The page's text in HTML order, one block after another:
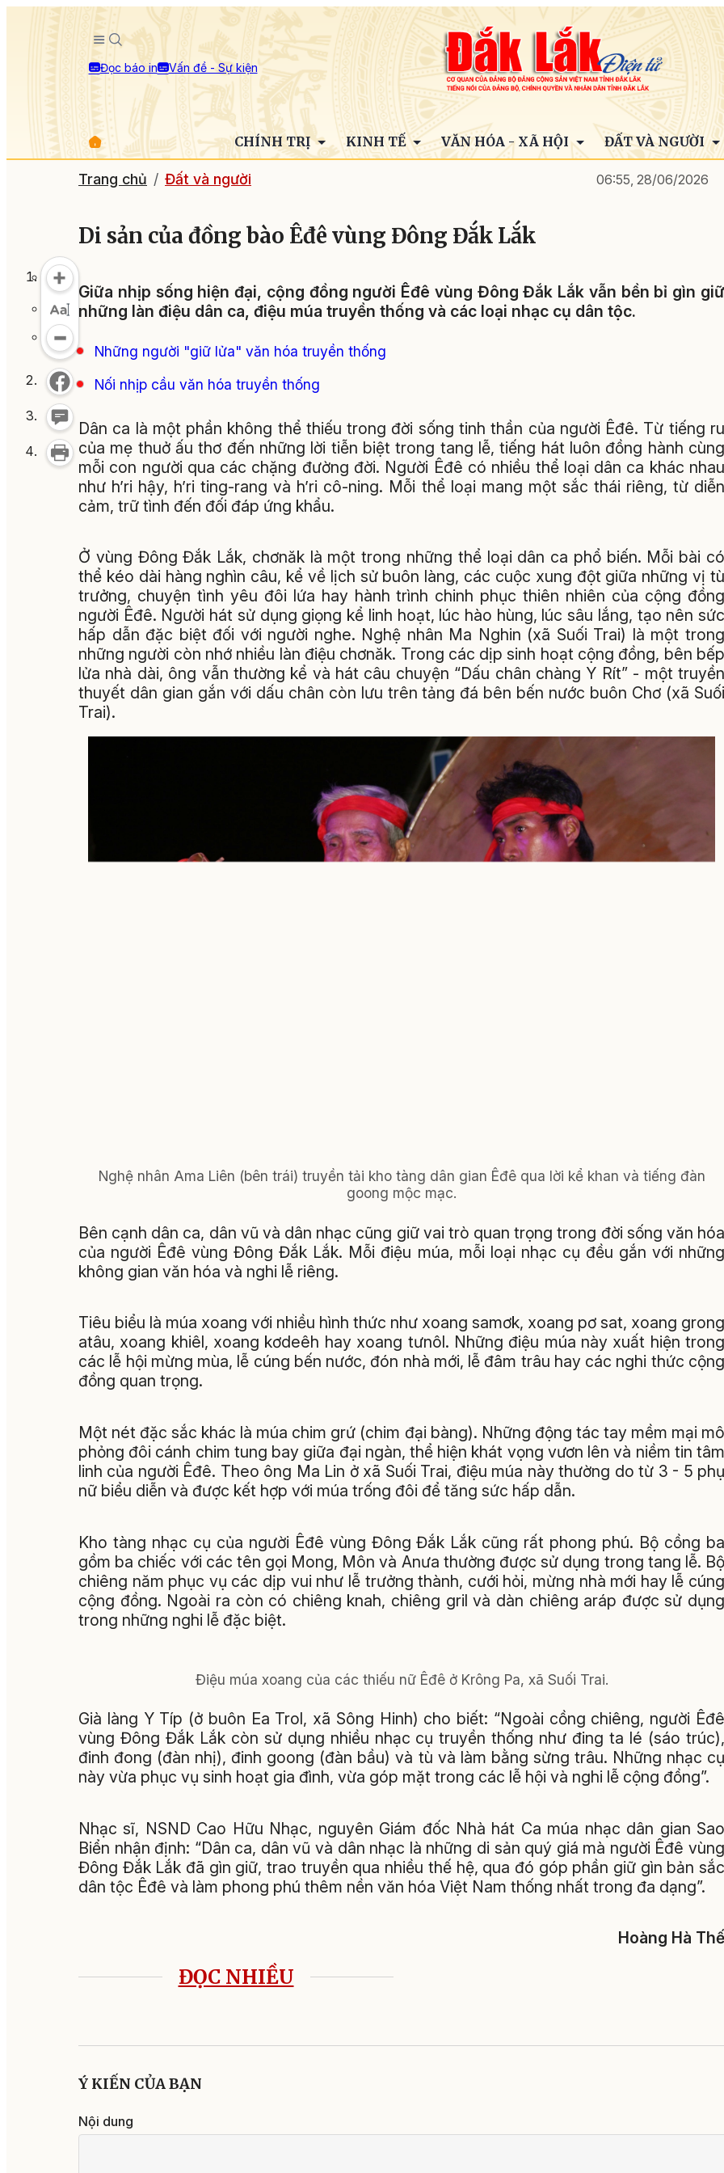
Đọc báo in Vấn đề - Sự kiện
CHÍNH TRỊ KINH TẾ VĂN HÓA - XÃ HỘI ĐẤT VÀ NGƯỜI
Trang chủ Đất và người 06:55, 28/06/2026
Di sản của đồng bào Êđê vùng Đông Đắk Lắk
Giữa nhịp sống hiện đại, cộng đồng người Êđê vùng Đông Đắk Lắk vẫn bền bỉ gìn giữ
những làn điệu dân ca, điệu múa truyền thống và các loại nhạc cụ dân tộc.
Những người "giữ lửa" văn hóa truyền thống
Nối nhịp cầu văn hóa truyền thống
Dân ca là một phần không thể thiếu trong đời sống tinh thần của người Êđê. Từ tiếng ru
của mẹ thuở ấu thơ đến những lời tiễn biệt trong tang lễ, tiếng hát luôn đồng hành cùng
mỗi con người qua các chặng đường đời. Người Êđê có nhiều thể loại dân ca khác nhau
như h’ri hậy, h’ri ting-rang và h’ri cô-ning. Mỗi thể loại mang một sắc thái riêng, từ diễn
cảm, trữ tình đến đối đáp ứng khẩu.
Ở vùng Đông Đắk Lắk, chơnăk là một trong những thể loại dân ca phổ biến. Mỗi bài có
thể kéo dài hàng nghìn câu, kể về lịch sử buôn làng, các cuộc xung đột giữa những vị tù
trưởng, chuyện tình yêu đôi lứa hay hành trình chinh phục thiên nhiên của cộng đồng
người Êđê. Người hát sử dụng giọng kể linh hoạt, lúc hào hùng, lúc sâu lắng, tạo nên sức
hấp dẫn đặc biệt đối với người nghe. Nghệ nhân Ma Nghin (xã Suối Trai) là một trong
những người còn nhớ nhiều làn điệu chơnăk. Trong các dịp sinh hoạt cộng đồng, bên bếp
lửa nhà dài, ông vẫn thường kể và hát câu chuyện “Dấu chân chàng Y Rít” - một truyền
thuyết dân gian gắn với dấu chân còn lưu trên tảng đá bên bến nước buôn Chơ (xã Suối
Trai).
Nghệ nhân Ama Liên (bên trái) truyền tải kho tàng dân gian Êđê qua lời kể khan và tiếng đàn
goong mộc mạc.
Bên cạnh dân ca, dân vũ và dân nhạc cũng giữ vai trò quan trọng trong đời sống văn hóa
của người Êđê vùng Đông Đắk Lắk. Mỗi điệu múa, mỗi loại nhạc cụ đều gắn với những
không gian văn hóa và nghi lễ riêng.
Tiêu biểu là múa xoang với nhiều hình thức như xoang samơk, xoang pơ sat, xoang grong
atâu, xoang khiêl, xoang kơdeêh hay xoang tưnôl. Những điệu múa này xuất hiện trong
các lễ hội mừng mùa, lễ cúng bến nước, đón nhà mới, lễ đâm trâu hay các nghi thức cộng
đồng quan trọng.
Một nét đặc sắc khác là múa chim grứ (chim đại bàng). Những động tác tay mềm mại mô
phỏng đôi cánh chim tung bay giữa đại ngàn, thể hiện khát vọng vươn lên và niềm tin tâm
linh của người Êđê. Theo ông Ma Lin ở xã Suối Trai, điệu múa này thường do từ 3 - 5 phụ
nữ biểu diễn và được kết hợp với múa trống đôi để tăng sức hấp dẫn.
Kho tàng nhạc cụ của người Êđê vùng Đông Đắk Lắk cũng rất phong phú. Bộ cồng ba
gồm ba chiếc với các tên gọi Mong, Môn và Anưa thường được sử dụng trong tang lễ. Bộ
chiêng năm phục vụ các dịp vui như lễ trưởng thành, cưới hỏi, mừng nhà mới hay lễ cúng
cộng đồng. Ngoài ra còn có chiêng knah, chiêng gril và dàn chiêng aráp được sử dụng
trong những nghi lễ đặc biệt.
Điệu múa xoang của các thiếu nữ Êđê ở Krông Pa, xã Suối Trai.
Già làng Y Típ (ở buôn Ea Trol, xã Sông Hinh) cho biết: “Ngoài cồng chiêng, người Êđê
vùng Đông Đắk Lắk còn sử dụng nhiều nhạc cụ truyền thống như đing ta lé (sáo trúc),
đinh đong (đàn nhị), đinh goong (đàn bầu) và tù và làm bằng sừng trâu. Những nhạc cụ
này vừa phục vụ sinh hoạt gia đình, vừa góp mặt trong các lễ hội và nghi lễ cộng đồng”.
Nhạc sĩ, NSND Cao Hữu Nhạc, nguyên Giám đốc Nhà hát Ca múa nhạc dân gian Sao
Biển nhận định: “Dân ca, dân vũ và dân nhạc là những di sản quý giá mà người Êđê vùng
Đông Đắk Lắk đã gìn giữ, trao truyền qua nhiều thế hệ, qua đó góp phần giữ gìn bản sắc
dân tộc Êđê và làm phong phú thêm nền văn hóa Việt Nam thống nhất trong đa dạng”.
Hoàng Hà Thế
ĐỌC NHIỀU
Ý KIẾN CỦA BẠN
Nội dung